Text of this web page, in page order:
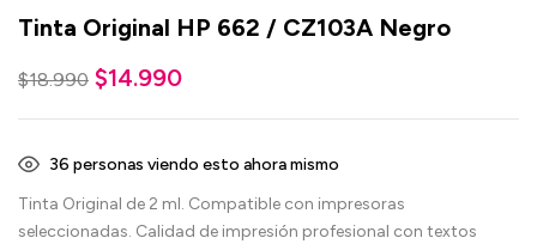
Tinta Original HP 662 / CZ103A Negro
$18.990 $14.990
35 personas viendo esto ahora mismo
Tinta Original de 2 ml. Compatible con impresoras
seleccionadas. Calidad de impresión profesional con textos